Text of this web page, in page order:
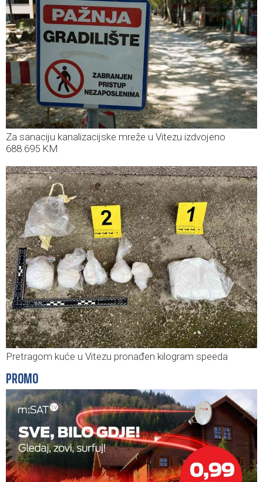
Za sanaciju kanalizacijske mreže u Vitezu izdvojeno
688.695 KM
Pretragom kuće u Vitezu pronađen kilogram speeda
PROMO